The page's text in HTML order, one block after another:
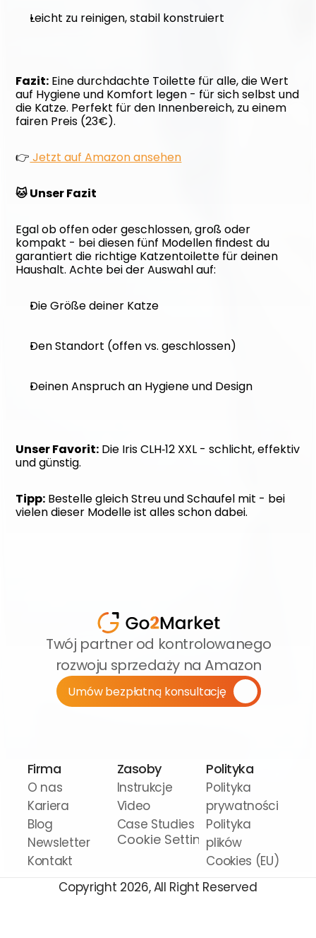
Leicht zu reinigen, stabil konstruiert
Fazit: Eine durchdachte Toilette für alle, die Wert
auf Hygiene und Komfort legen - für sich selbst und
die Katze. Perfekt für den Innenbereich, zu einem
fairen Preis (23€).
👉 Jetzt auf Amazon ansehen
🐱 Unser Fazit
Egal ob offen oder geschlossen, groß oder
kompakt - bei diesen fünf Modellen findest du
garantiert die richtige Katzentoilette für deinen
Haushalt. Achte bei der Auswahl auf:
Die Größe deiner Katze
Den Standort (offen vs. geschlossen)
Deinen Anspruch an Hygiene und Design
Unser Favorit: Die Iris CLH‑12 XXL - schlicht, effektiv
und günstig.
Tipp: Bestelle gleich Streu und Schaufel mit - bei
vielen dieser Modelle ist alles schon dabei.
Twój partner od kontrolowanego
rozwoju sprzedaży na Amazon
Umów bezpłatną konsultację
Firma
O nas
Kariera
Blog
Newsletter
Kontakt
Zasoby
Instrukcje
Video
Case Studies
Cookie Settings
Polityka
Polityka
prywatności
Polityka
plików
Cookies (EU)
Copyright 2026, All Right Reserved